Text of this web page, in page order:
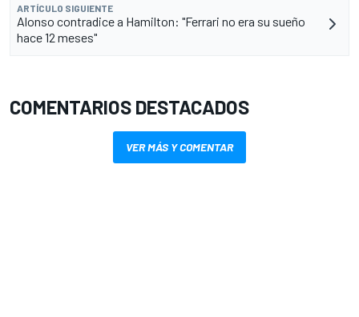
ARTÍCULO SIGUIENTE
Alonso contradice a Hamilton: "Ferrari no era su sueño
hace 12 meses"
COMENTARIOS DESTACADOS
VER MÁS Y COMENTAR